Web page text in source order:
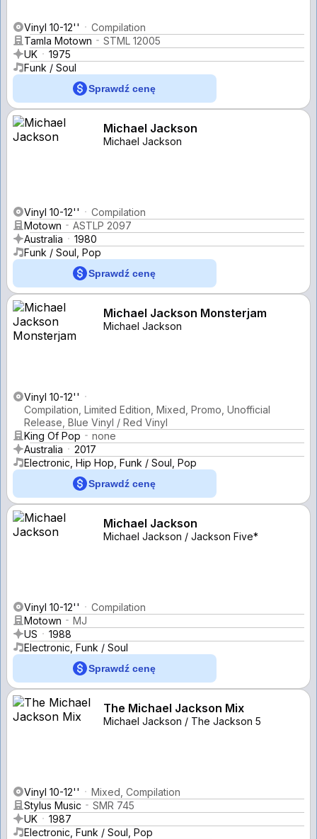
Vinyl 10-12''
Compilation
Tamla Motown
STML 12005
UK
1975
Funk / Soul
Sprawdź cenę
Michael Jackson
Michael Jackson
Vinyl 10-12''
Compilation
Motown
ASTLP 2097
Australia
1980
Funk / Soul, Pop
Sprawdź cenę
Michael Jackson Monsterjam
Michael Jackson
Vinyl 10-12''
Compilation, Limited Edition, Mixed, Promo, Unofficial
Release, Blue Vinyl / Red Vinyl
King Of Pop
none
Australia
2017
Electronic, Hip Hop, Funk / Soul, Pop
Sprawdź cenę
Michael Jackson
Michael Jackson / Jackson Five*
Vinyl 10-12''
Compilation
Motown
MJ
US
1988
Electronic, Funk / Soul
Sprawdź cenę
The Michael Jackson Mix
Michael Jackson / The Jackson 5
Vinyl 10-12''
Mixed, Compilation
Stylus Music
SMR 745
UK
1987
Electronic, Funk / Soul, Pop